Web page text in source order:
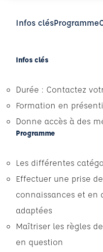
Infos clésProgramme
Infos clés
Durée : Contactez
Formation en
Donne accès à des
Programme
Les différentes
Effectuer une prise
connaissances et en
adaptées
Maîtriser les règles
en question